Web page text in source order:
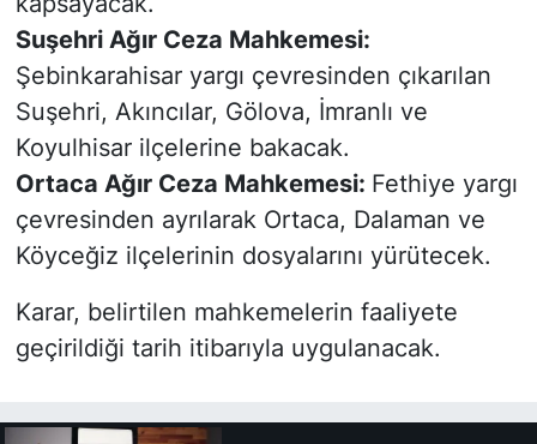
Suşehri Ağır Ceza Mahkemesi:
Şebinkarahisar yargı çevresinden çıkarılan
Suşehri, Akıncılar, Gölova, İmranlı ve
Koyulhisar ilçelerine bakacak.
Ortaca Ağır Ceza Mahkemesi: Fethiye yargı
çevresinden ayrılarak Ortaca, Dalaman ve
Köyceğiz ilçelerinin dosyalarını yürütecek.
Karar, belirtilen mahkemelerin faaliyete
geçirildiği tarih itibarıyla uygulanacak.